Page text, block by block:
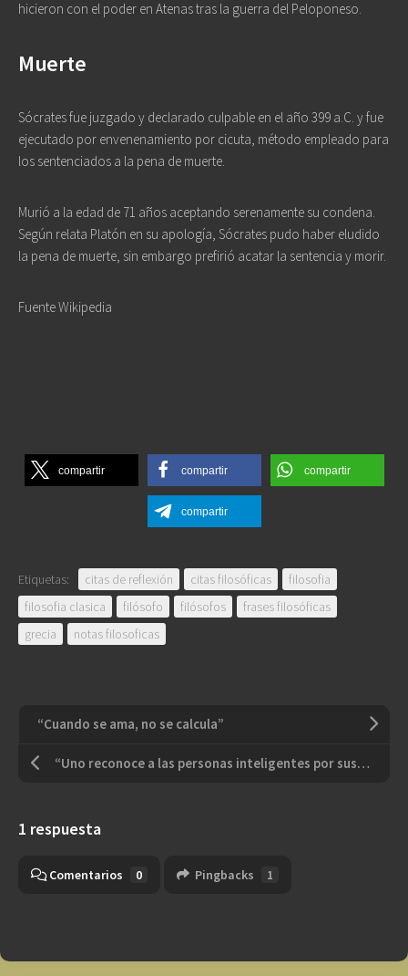
hicieron con el poder en Atenas tras la guerra del Peloponeso.
Muerte
Sócrates fue juzgado y declarado culpable en el año 399 a.C. y fue
ejecutado por envenenamiento por cicuta, método empleado para
los sentenciados a la pena de muerte.
Murió a la edad de 71 años aceptando serenamente su condena.
Según relata Platón en su apología, Sócrates pudo haber eludido
la pena de muerte, sin embargo prefirió acatar la sentencia y morir.
Fuente Wikipedia
compartir compartir compartir
compartir
Etiquetas: citas de reflexión citas filosóficas
filosofia
filosofia clasica
filósofo filósofos
frases filosóficas
grecia
notas filosoficas
“Cuando se ama, no se calcula”
“Uno reconoce a las personas inteligentes por sus respuestas. A los sabios se los reconoce por sus preguntas”
1 respuesta
Comentarios 0 Pingbacks 1